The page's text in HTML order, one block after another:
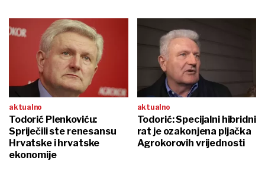
aktualno
Todorić Plenkoviću:
Spriječili ste renesansu
Hrvatske i hrvatske
ekonomije
aktualno
Todorić: Specijalni hibridni
rat je ozakonjena pljačka
Agrokorovih vrijednosti